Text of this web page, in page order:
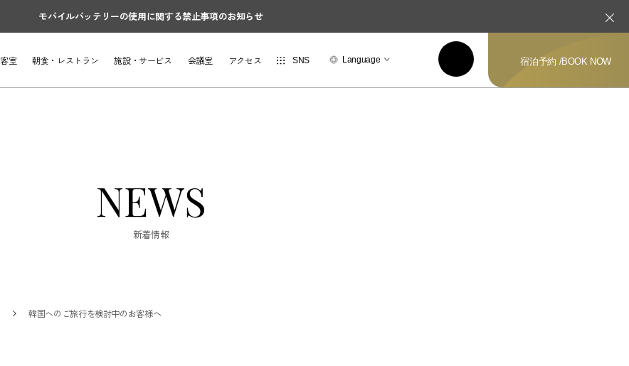
モバイルバッテリーの使用に関する禁止事項のお知らせ
客室 朝食・レストラン 施設・サービス 会議室 アクセス SNS Language 宿泊予約 /BOOK NOW
NEWS
新着情報
韓国へのご旅行を検討中のお客様へ